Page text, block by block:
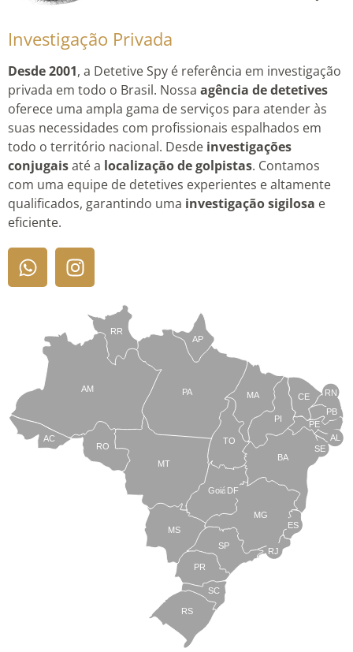
Investigação Privada
Desde 2001, a Detetive Spy é referência em investigação
privada em todo o Brasil. Nossa agência de detetives
oferece uma ampla gama de serviços para atender às
suas necessidades com profissionais espalhados em
todo o território nacional. Desde investigações
conjugaisaté a localização de golpistas. Contamos
com uma equipe de detetives experientes e altamente
qualificados, garantindo uma investigação sigilosa e
eficiente.
TO
BA
SE
PE
AL
RN
CE
PI
MA
AP
PA
RR
AM
AC
RO
MT
MS
Goiás
PR
SC
RS
SP
MG
RJ
ES
DF
PB